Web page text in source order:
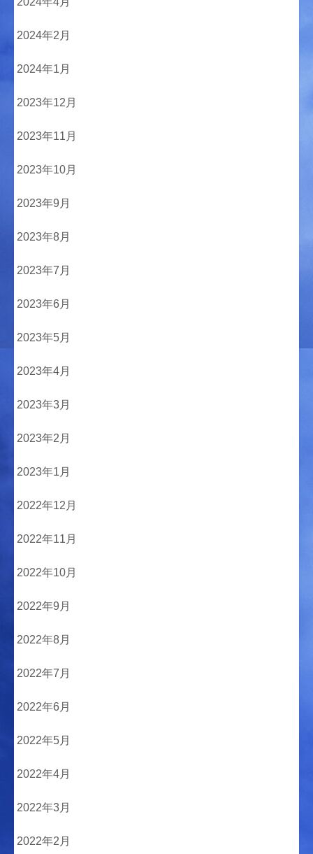
2024年2月
2024年1月
2023年12月
2023年11月
2023年10月
2023年9月
2023年8月
2023年7月
2023年6月
2023年5月
2023年4月
2023年3月
2023年2月
2023年1月
2022年12月
2022年11月
2022年10月
2022年9月
2022年8月
2022年7月
2022年6月
2022年5月
2022年4月
2022年3月
2022年2月